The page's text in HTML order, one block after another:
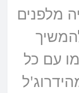
מלפנים
עם כל